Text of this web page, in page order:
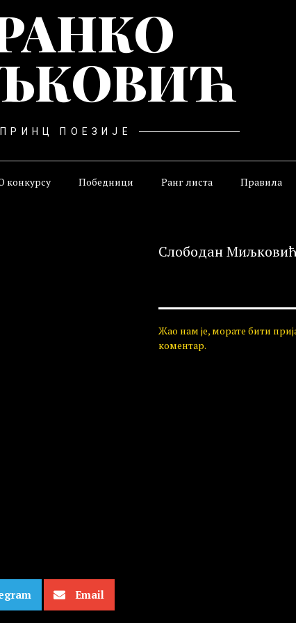
ПРИНЦ ПОЕЗИЈЕ
конкурсу Победници Ранг листа Правила
Email
Слободан Миљковић
Жао нам је, морате бити
коментар.